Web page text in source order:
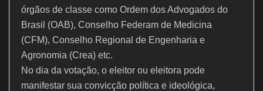
órgãos de classe como Ordem dos Advogados do
Brasil (OAB), Conselho Federam de Medicina
(CFM), Conselho Regional de Engenharia e
Agronomia (Crea) etc.
No dia da votação, o eleitor ou eleitora pode
manifestar sua convicção política e ideológica,